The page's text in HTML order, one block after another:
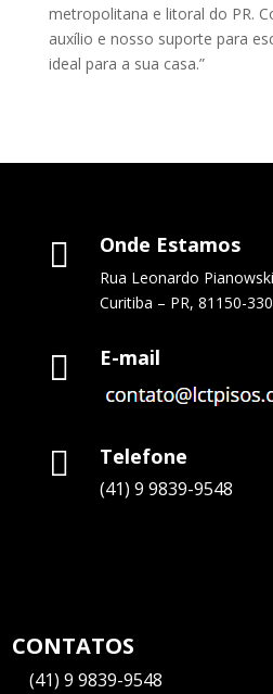
metropolitana e litoral do PR.
auxílio e nosso suporte para
ideal para a sua casa.”
 Onde Estamos
Rua Leonardo
Curitiba – PR, 81150-330
 E-mail
 Telefone
(41) 9 9839-9548
CONTATOS
—(41) 9 9839-9548